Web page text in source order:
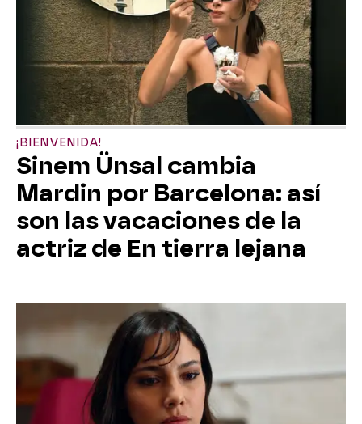
¡BIENVENIDA!
Sinem Ünsal cambia
Mardin por Barcelona: así
son las vacaciones de la
actriz de En tierra lejana